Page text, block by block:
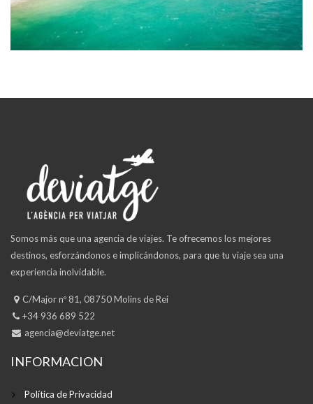
Somos más que una agencia de viajes. Te ofrecemos los mejores
destinos, esforzándonos e implicándonos, para que tu viaje sea una
experiencia inolvidable.
C/Major nº 81, 08750 Molins de Rei
+34 936 689 522
agencia@deviatge.net
INFORMACION
Política de Privacidad